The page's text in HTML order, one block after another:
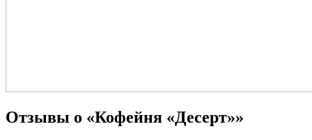
Отзывы о «Кофейня «Десерт»»